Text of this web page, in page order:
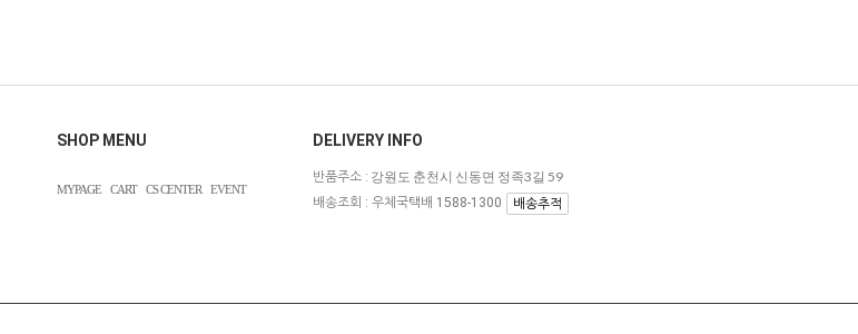
SHOP MENU
MYPAGE CART CS CENTER EVENT
DELIVERY INFO
반품주소 : 강원도 춘천시 신동면 정족3길 59
배송조회 : 우체국택배 1588-1300 배송추적